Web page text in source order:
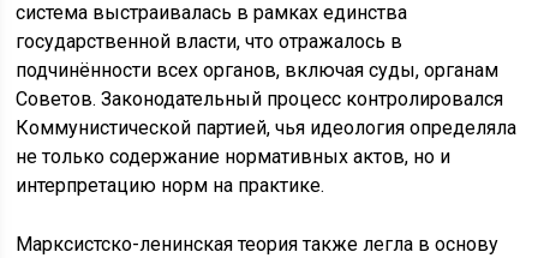
система выстраивалась в рамках единства
государственной власти, что отражалось в
подчинённости всех органов, включая суды, органам
Советов. Законодательный процесс контролировался
Коммунистической партией, чья идеология определяла
не только содержание нормативных актов, но и
интерпретацию норм на практике.
Марксистско-ленинская теория также легла в основу